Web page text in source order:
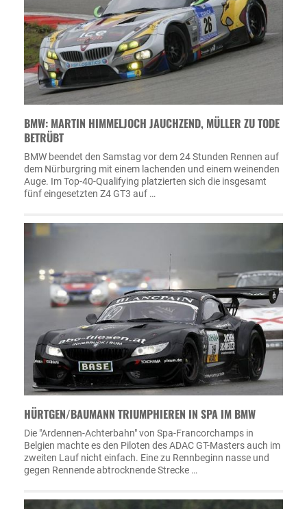
BMW: MARTIN HIMMELJOCH JAUCHZEND, MÜLLER ZU TODE
BETRÜBT
BMW beendet den Samstag vor dem 24 Stunden Rennen auf
dem Nürburgring mit einem lachenden und einem weinenden
Auge. Im Top-40-Qualifying platzierten sich die insgesamt
fünf eingesetzten Z4 GT3 auf …
HÜRTGEN/BAUMANN TRIUMPHIEREN IN SPA IM BMW
Die "Ardennen-Achterbahn" von Spa-Francorchamps in
Belgien machte es den Piloten des ADAC GT-Masters auch im
zweiten Lauf nicht einfach. Eine zu Rennbeginn nasse und
gegen Rennende abtrocknende Strecke …